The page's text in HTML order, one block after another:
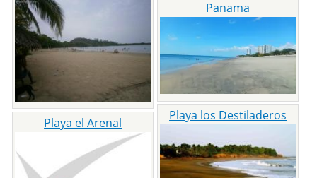
Panama
Playa los Destiladeros
Playa el Arenal